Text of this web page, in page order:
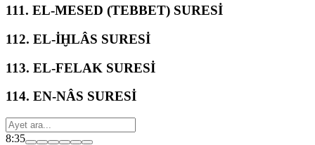
111. EL-MESED (TEBBET) SURESİ
112. EL-İḪLÂS SURESİ
113. EL-FELAK SURESİ
114. EN-NÂS SURESİ
8:35